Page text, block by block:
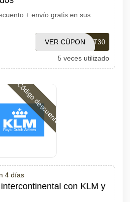
+ envío gratis en sus
MDHT30
VER CÚPON
5 veces utilizado
Código descuento
4 días
con KLM y